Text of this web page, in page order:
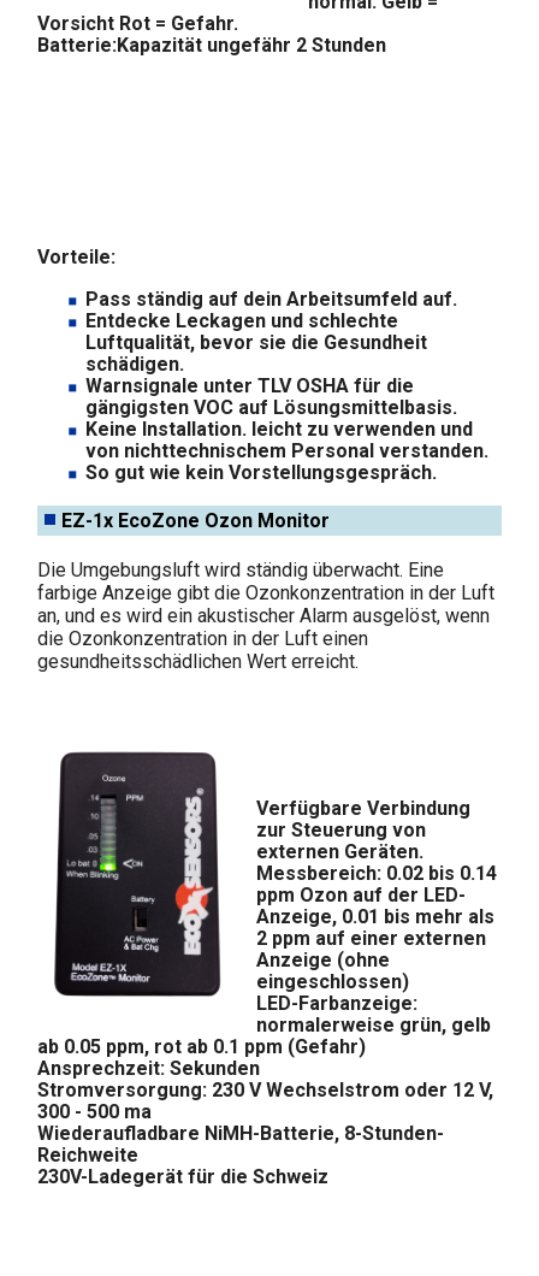
Vorsicht Rot = Gefahr.
Batterie:Kapazität ungefähr 2 Stunden
Vorteile:
Pass ständig auf dein Arbeitsumfeld auf.
Entdecke Leckagen und schlechte
Luftqualität, bevor sie die Gesundheit
schädigen.
Warnsignale unter TLV OSHA für die
gängigsten VOC auf Lösungsmittelbasis.
Keine Installation. leicht zu verwenden und
von nichttechnischem Personal verstanden.
So gut wie kein Vorstellungsgespräch.
EZ-1x EcoZone Ozon Monitor
Die Umgebungsluft wird ständig überwacht. Eine
farbige Anzeige gibt die Ozonkonzentration in der Luft
an, und es wird ein akustischer Alarm ausgelöst, wenn
die Ozonkonzentration in der Luft einen
gesundheitsschädlichen Wert erreicht.
Verfügbare Verbindung
zur Steuerung von
externen Geräten.
Messbereich: 0.02 bis 0.14
ppm Ozon auf der LED-
Anzeige, 0.01 bis mehr als
2 ppm auf einer externen
Anzeige (ohne
eingeschlossen)
LED-Farbanzeige:
normalerweise grün, gelb
ab 0.05 ppm, rot ab 0.1 ppm (Gefahr)
Ansprechzeit: Sekunden
Stromversorgung: 230 V Wechselstrom oder 12 V,
300 - 500 ma
Wiederaufladbare NiMH-Batterie, 8-Stunden-
Reichweite
230V-Ladegerät für die Schweiz